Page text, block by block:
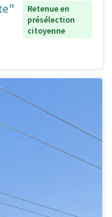
Retenue en
présélection
citoyenne